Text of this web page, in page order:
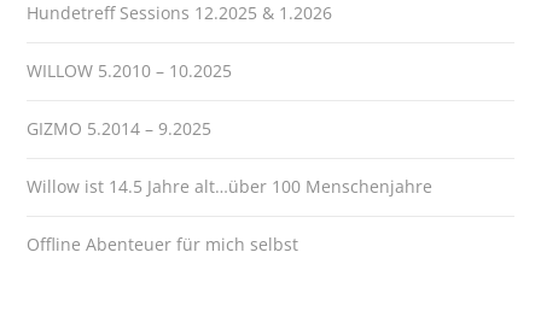
Hundetreff Sessions 12.2025 & 1.2026
WILLOW 5.2010 – 10.2025
GIZMO 5.2014 – 9.2025
Willow ist 14.5 Jahre alt…über 100 Menschenjahre
Offline Abenteuer für mich selbst